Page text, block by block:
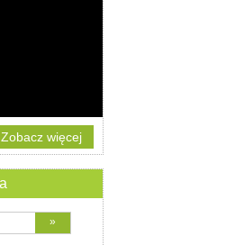
Zobacz więcej